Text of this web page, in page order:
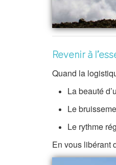
Revenir à
Quand la
La beauté
Le
Le rythme
En vous libérant